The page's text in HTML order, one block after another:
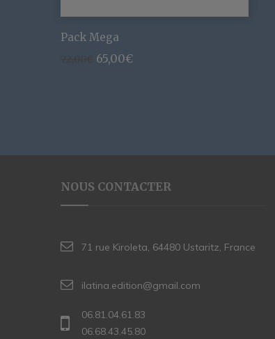
Pack Mega
72,00€ Le
prix
65,00€Le
NOUS CONTACTER
71 rue Kiroleta, 64480 Ustaritz, France
ilatina.edition@gmail.com
06.81.04.61.83
06.68.43.45.80